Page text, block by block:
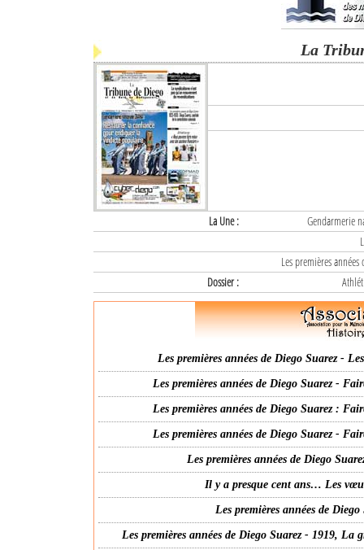
La
La Une :
Gendarmerie
Les premières
Dossier :
Les premières années de Diego Suarez -
Les premières années de Diego Suarez -
Les premières années de Diego Suarez :
Les premières années de Diego Suarez -
Les premières années de Diego
Il y a presque cent ans… Les
Les premières années de
Les premières années de Diego Suarez - 1919,